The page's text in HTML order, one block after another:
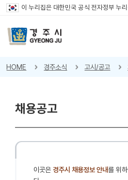
이 누리집은 대한민국 공식 전자정부 누
HOME 경주소식 고시/공고
채용공고
이곳은경주시 채용정보 안내를 위